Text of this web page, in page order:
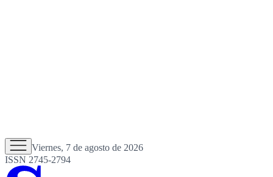
Viernes, 7 de agosto de 2026
ISSN 2745-2794